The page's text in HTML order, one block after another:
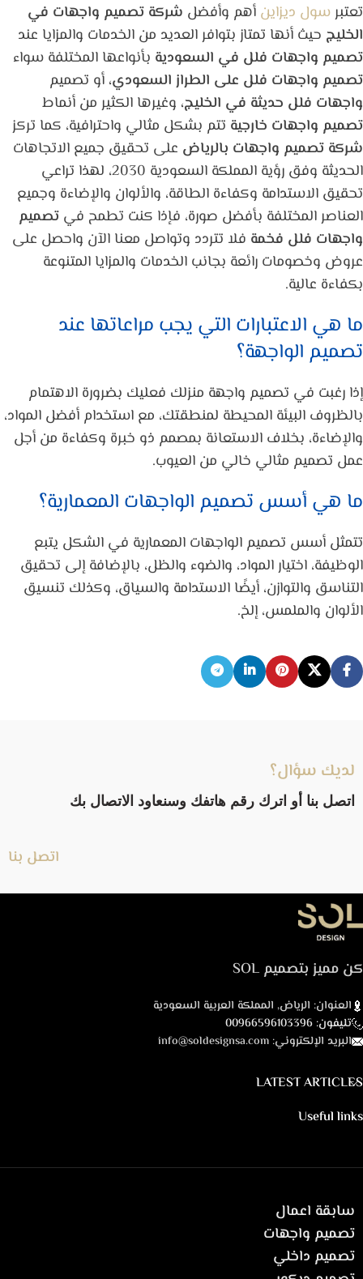
تعتبرسول ديزاين أهم وأفضل شركة تصميم واجهات في
الخليج حيث أنها تمتاز بتوافر العديد من الخدمات والمزايا عند
تصميم واجهات فلل في السعودية بأنواعها المختلفة سواء
تصميم واجهات فلل على الطراز السعودي، أو تصميم
واجهات فلل حديثة في الخليج، وغيرها الكثير من أنماط
تصميم واجهات خارجية تتم بشكل مثالي واحترافية، كما تركز
شركة تصميم واجهات بالرياض على تحقيق جميع الاتجاهات
الحديثة وفق رؤية المملكة السعودية 2030، لهذا تراعي
تحقيق الاستدامة وكفاءة الطاقة، والألوان والإضاءة وجميع
العناصر المختلفة بأفضل صورة، فإذا كنت تطمح في تصميم
واجهات فلل فخمة فلا تتردد وتواصل معنا الآن واحصل على
عروض وخصومات رائعة بجانب الخدمات والمزايا المتنوعة
بكفاءة عالية.
ما هي الاعتبارات التي يجب مراعاتها عند
تصميم الواجهة؟
إذا رغبت في تصميم واجهة منزلك فعليك بضرورة الاهتمام
بالظروف البيئة المحيطة لمنطقتك، مع استخدام أفضل المواد،
والإضاءة، بخلاف الاستعانة بمصمم ذو خبرة وكفاءة من أجل
عمل تصميم مثالي خالي من العيوب.
ما هي أسس تصميم الواجهات المعمارية؟
تتمثل أسس تصميم الواجهات المعمارية في الشكل يتبع
الوظيفة، اختيار المواد، والضوء والظل، بالإضافة إلى تحقيق
التناسق والتوازن، أيضًا الاستدامة والسياق، وكذلك تنسيق
الألوان والملمس، إلخ.
لديك سؤال؟
اتصل بنا أو اترك رقم هاتفك وسنعاود الاتصال بك
اتصل بنا
كن مميز بتصميم SOL
العنوان: الرياض, المملكة العربية السعودية
تليفون: 00966596103396
البريد الإلكتروني: info@soldesignsa.com
LATEST ARTICLES
Useful links
سابقة اعمال
تصميم واجهات
تصميم داخلي